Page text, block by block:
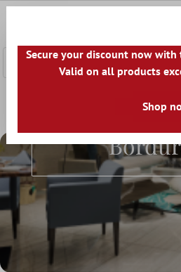
Secure your discount now with
Valid on all products
Shop